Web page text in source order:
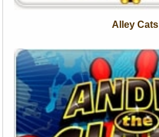
Alley Cats